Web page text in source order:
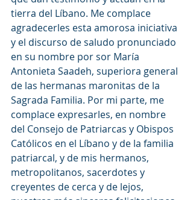
tierra del Líbano. Me complace
agradecerles esta amorosa iniciativa
y el discurso de saludo pronunciado
en su nombre por sor María
Antonieta Saadeh, superiora general
de las hermanas maronitas de la
Sagrada Familia. Por mi parte, me
complace expresarles, en nombre
del Consejo de Patriarcas y Obispos
Católicos en el Líbano y de la familia
patriarcal, y de mis hermanos,
metropolitanos, sacerdotes y
creyentes de cerca y de lejos,